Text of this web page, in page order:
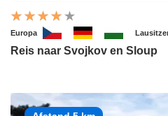
Europa
Reis naar Svojkov en Sloup